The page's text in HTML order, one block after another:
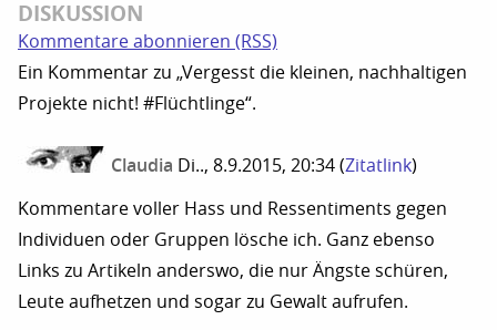
DISKUSSION
Kommentare abonnieren (RSS)
Ein Kommentar zu „Vergesst die kleinen, nachhaltigen
Projekte nicht! #Flüchtlinge“.
Claudia Di.., 8.9.2015, 20:34 (Zitatlink)
Kommentare voller Hass und Ressentiments gegen
Individuen oder Gruppen lösche ich. Ganz ebenso
Links zu Artikeln anderswo, die nur Ängste schüren,
Leute aufhetzen und sogar zu Gewalt aufrufen.